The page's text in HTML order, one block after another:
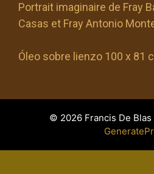
Portrait imaginaire de Fray
Casas et Fray Antonio
Óleo sobre lienzo 100 x 81
© 2026 Francis De Blas